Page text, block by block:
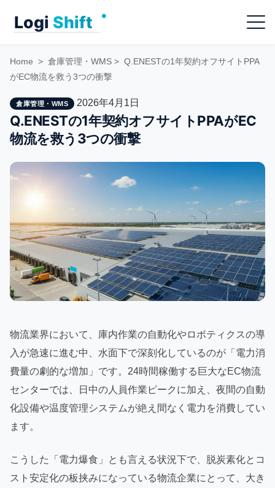
Menu
Home > 倉庫管理・WMS > Q.ENESTの1年契約オフサイトPPA
がEC物流を救う3つの衝撃
倉庫管理・WMS 2026年4月1日
Q.ENESTの1年契約オフサイトPPAがEC
物流を救う3つの衝撃
物流業界において、庫内作業の自動化やロボティクスの導
入が急速に進む中、水面下で深刻化しているのが「電力消
費量の劇的な増加」です。24時間稼働する巨大なEC物流
センターでは、日中の人員作業ピークに加え、夜間の自動
化設備や温度管理システムが絶え間なく電力を消費してい
ます。
こうした「電力爆食」とも言える状況下で、脱炭素化とコ
スト安定化の板挟みになっている物流企業にとって、大き